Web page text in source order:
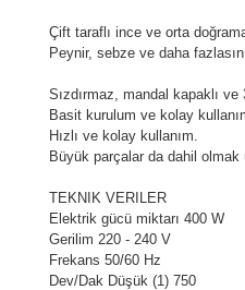
Çift taraflı ince ve orta
Peynir, sebze ve daha
Sızdırmaz, mandal kapaklı
Basit kurulum ve kolay
Hızlı ve kolay kullanım.
Büyük parçalar da dahil
TEKNIK VERILER
Elektrik gücü miktarı 400 W
Gerilim 220 - 240 V
Frekans 50/60 Hz
Dev/Dak Düşük (1) 750